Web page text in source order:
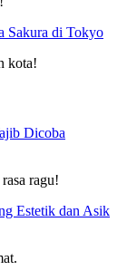
Sakura di Tokyo
kota!
Dicoba
ragu!
Estetik dan Asik